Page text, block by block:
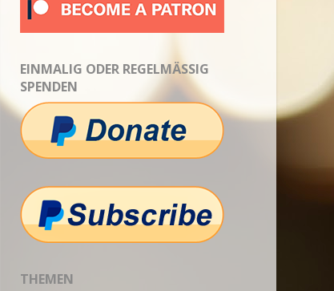
EINMALIG ODER REGELMÄSSIG S
PENDEN
THEMEN